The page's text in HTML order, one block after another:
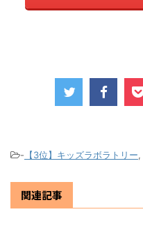
- 【3位】キッズラボラトリー,
関連記事